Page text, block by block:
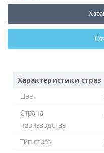
Характеристики страз
Цвет
Страна
производства
Тип страз